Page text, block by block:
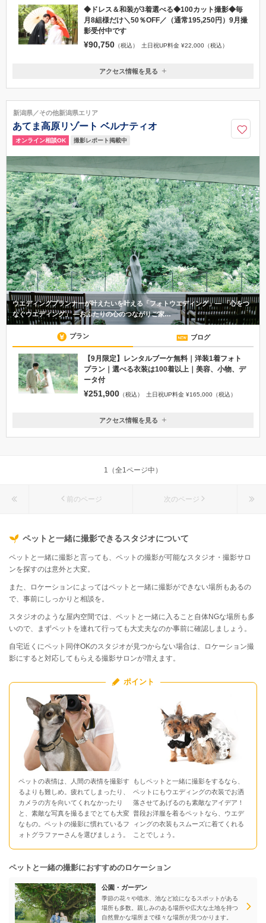
◆ドレス＆和装が3着選べる◆100カット撮影◆毎
月8組様だけ＼50％OFF／（通常195,250円）9月撮
影受付中です
¥90,750 （税込） 土日祝UP料金 ¥22,000（税込）
新潟県長岡市古正寺3丁目39番地
0258-28-4322
アクセス情報を見る
新潟県／その他新潟県エリア
あてま高原リゾート ベルナティオ
オンライン相談OK 撮影レポート掲載中
ウエディングプランナーが叶えたいを叶える「フォトウエディング」― 「心をつ
なぐウエディング」 ―おふたりの心のつながりご家…
プラン ブログ
【9月限定】レンタルブーケ無料｜洋装1着フォト
プラン｜選べる衣装は100着以上｜美容、小物、デ
ータ付
¥251,900 （税込） 土日祝UP料金 ¥165,000（税込）
新潟県十日町市珠川
アクセス情報を見る
1（全1ページ中）
前のページ 次のページ
ペットと一緒に撮影できるスタジオについて
ペットと一緒に撮影と言っても、ペットの撮影が可能なスタジオ・撮影サロ
ンを探すのは意外と大変。
また、ロケーションによってはペットと一緒に撮影ができない場所もあるの
で、事前にしっかりと相談を。
スタジオのような屋内空間では、ペットと一緒に入ること自体NGな場所も多
いので、まずペットを連れて行っても大丈夫なのか事前に確認しましょう。
自宅近くにペット同伴OKのスタジオが見つからない場合は、ロケーション撮
影にすると対応してもらえる撮影サロンが増えます。
ポイント
ペットの表情は、人間の表情を撮影す
るよりも難しめ。疲れてしまったり、
カメラの方を向いてくれなかったり
と、素敵な写真を撮るまでとても大変
なもの。ペットの撮影に慣れているフ
ォトグラファーさんを選びましょう。
もしペットと一緒に撮影をするなら、
ペットにもウエディングの衣装でお洒
落させてあげるのも素敵なアイデア！
普段お洋服を着るペットなら、ウエデ
ィングの衣装もスムーズに着てくれる
ことでしょう。
ペットと一緒の撮影におすすめのロケーション
公園・ガーデン
季節の花々や噴水、池など絵になるスポットがある
場所も多数。親しみのある場所や広大な土地を持つ
自然豊かな場所まで様々な場所が見つかります。